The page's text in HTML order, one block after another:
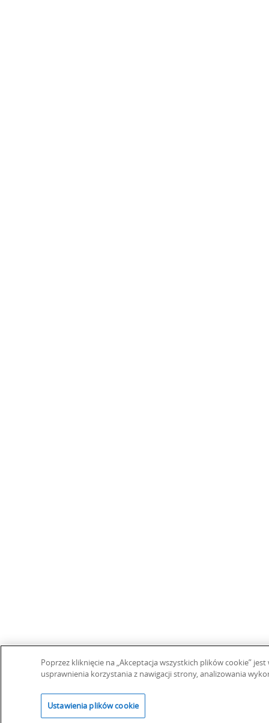
Poprzez kliknięcie na „Akceptacja wszystkich plików cookie”
usprawnienia korzystania z nawigacji strony, analizowania
Ustawienia plików cookie